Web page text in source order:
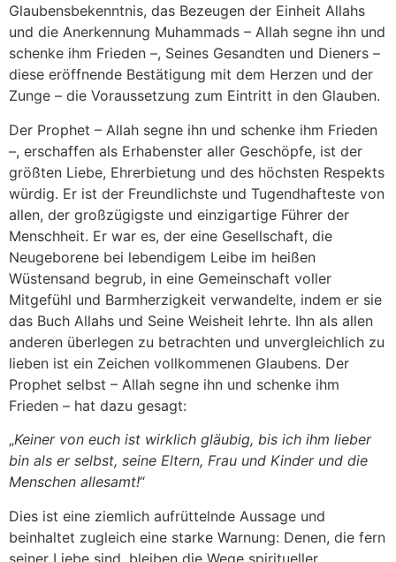
Glaubensbekenntnis, das Bezeugen der Einheit Allahs
und die Anerkennung Muhammads – Allah segne ihn und
schenke ihm Frieden –, Seines Gesandten und Dieners –
diese eröffnende Bestätigung mit dem Herzen und der
Zunge – die Voraussetzung zum Eintritt in den Glauben.
Der Prophet – Allah segne ihn und schenke ihm Frieden
–, erschaffen als Erhabenster aller Geschöpfe, ist der
größten Liebe, Ehrerbietung und des höchsten Respekts
würdig. Er ist der Freundlichste und Tugendhafteste von
allen, der großzügigste und einzigartige Führer der
Menschheit. Er war es, der eine Gesellschaft, die
Neugeborene bei lebendigem Leibe im heißen
Wüstensand begrub, in eine Gemeinschaft voller
Mitgefühl und Barmherzigkeit verwandelte, indem er sie
das Buch Allahs und Seine Weisheit lehrte. Ihn als allen
anderen überlegen zu betrachten und unvergleichlich zu
lieben ist ein Zeichen vollkommenen Glaubens. Der
Prophet selbst – Allah segne ihn und schenke ihm
Frieden – hat dazu gesagt:
„Keiner von euch ist wirklich gläubig, bis ich ihm lieber
bin als er selbst, seine Eltern, Frau und Kinder und die
Menschen allesamt!“
Dies ist eine ziemlich aufrüttelnde Aussage und
beinhaltet zugleich eine starke Warnung: Denen, die fern
seiner Liebe sind, bleiben die Wege spiritueller